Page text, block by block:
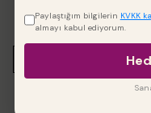
Kopat - Basmalı Kalıp
Paylaştığım bilgilerin KVKK
almayı kabul ediyorum.